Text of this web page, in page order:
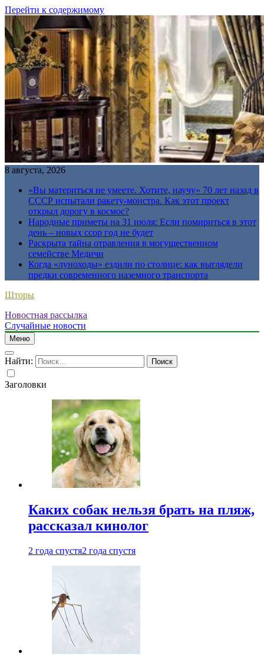
Перейти к содержимому
8 августа, 2026
«Вы материться не умеете. Хотите, научу» 70 лет назад в
СССР испытали ракету-монстра. Как этот проект
открыл дорогу в космос?
Народные приметы на 31 июля: Если помириться в этот
день – новых ссор год не будет
Раскрыта тайна отравления в могущественном
семействе Медичи
Когда «луноходы» ездили по столице: как выглядели
предки современного наземного транспорта
Шторы
Новостная рассылка
Случайные новости
Меню
Найти:
Заголовки
Каких собак нельзя брать на пляж,
рассказал кинолог
2 года спустя2 года спустя